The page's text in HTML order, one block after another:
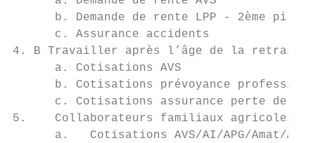
b. Demande de rente LPP - 2ème
c. Assurance accidents
4. B Travailler après l’âge de la
a. Cotisations AVS
b. Cotisations prévoyance
c. Cotisations assurance perte de
5.    Collaborateurs familiaux
a.   Cotisations AVS/AI/APG/Amat/